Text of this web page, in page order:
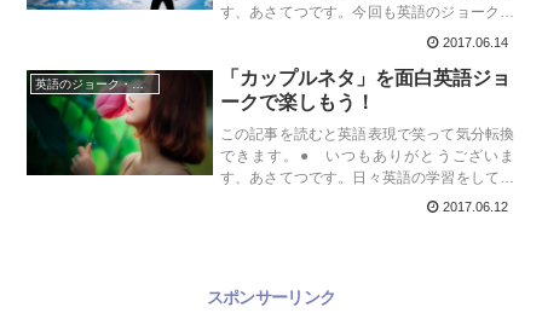
す、あさてつです。今回も英語のジョークで
笑ってみましょう。今日はビジネスに関する
日々の英語学習の疲れを癒してくれたら幸い
です...
2017.06.14
英語のジョーク・ダジャレ
「カップルネタ」を面白英語ジョ
ークで楽しもう！
この記事を読むと英語表現で笑って気分転換
できます。● いつもありがとうございま
す、あさてつです。日々英語の学習をしてい
ると、やれTOEICやら英文法やらで正直疲れ
2017.06.12
スポンサーリンク